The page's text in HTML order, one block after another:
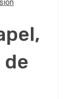
de